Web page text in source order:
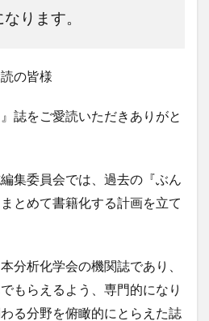
ります。
の皆様
誌をご愛読いただきありがと
集委員会では、過去の『ぶん
とめて書籍化する計画を立て
分析化学会の機関誌であり、
もらえるよう、専門的になり
る分野を俯瞰的にとらえた誌